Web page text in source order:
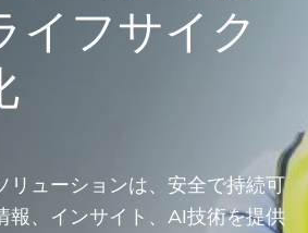
イフサイク
リューションは、安全で持続可
報、インサイト、AI技術を提供